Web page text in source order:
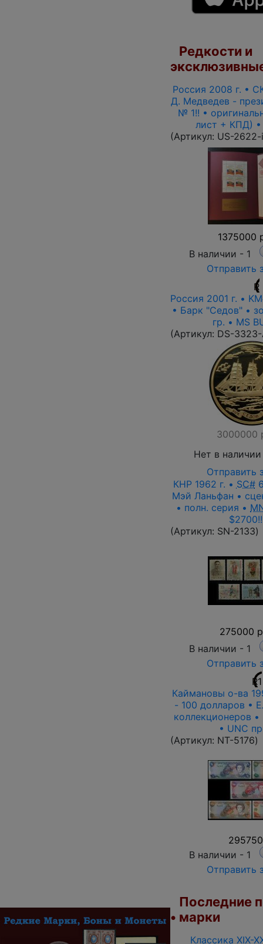
Редкости и
Россия 2008 г. •
Д. Медведев -
№ 1!! •
лист + КПД)
(Артикул: US-
1375000
В наличии - 1
Отправить
R
Россия 2001 г. •
• Барк "Седов" •
гр. • MS
(Артикул: DS-
3000000
Нет в наличии
Отправить
КНР 1962 г. • SC#
Мэй Ланьфан •
• полн. серия •
(Артикул: SN-2133)
275000
В наличии - 1
Отправить
R1
Каймановы о-ва
- 100 долларов •
коллекционеров •
• UNC
(Артикул: NT-5176)
В наличии - 1
Отправить
Последние
• марки
Классика XIX-